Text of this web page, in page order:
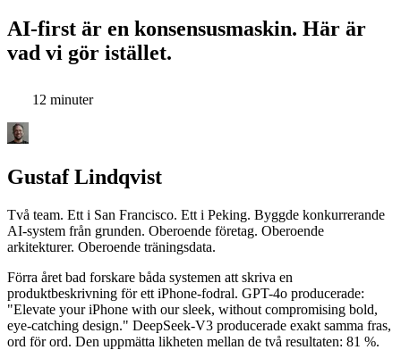
AI-first är en konsensusmaskin. Här är
vad vi gör istället.
12 minuter
Gustaf Lindqvist
Två team. Ett i San Francisco. Ett i Peking. Byggde konkurrerande
AI-system från grunden. Oberoende företag. Oberoende
arkitekturer. Oberoende träningsdata.
Förra året bad forskare båda systemen att skriva en
produktbeskrivning för ett iPhone-fodral. GPT-4o producerade:
"Elevate your iPhone with our sleek, without compromising bold,
eye-catching design." DeepSeek-V3 producerade exakt samma fras,
ord för ord. Den uppmätta likheten mellan de två resultaten: 81 %.